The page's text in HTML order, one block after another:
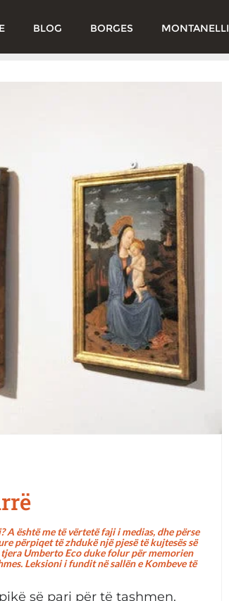
BLOG BORGES MONTANELLI
është me të vërtetë faji i medias, dhe përse
përpiqet të zhdukë një pjesë të kujtesës së
Umberto Eco duke folur për memorien
Leksioni i fundit në sallën e Kombeve të
së pari për të tashmen.